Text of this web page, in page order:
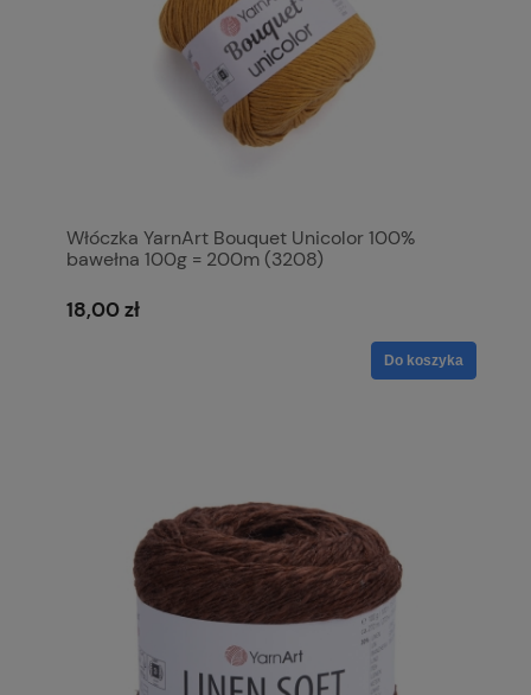
Włóczka YarnArt Bouquet Unicolor 100%
bawełna 100g = 200m (3208)
18,00 zł
Do koszyka